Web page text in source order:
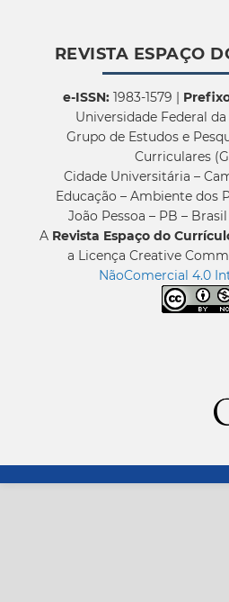
REVISTA ESPAÇO
e-ISSN:1983-1579 |
Universidade Federal
Grupo de Estudos e
Curriculares
Cidade Universitária –
Educação – Ambiente dos
João Pessoa – PB –
A Revista Espaço do
a Licença Creative
NãoComercial 4.0